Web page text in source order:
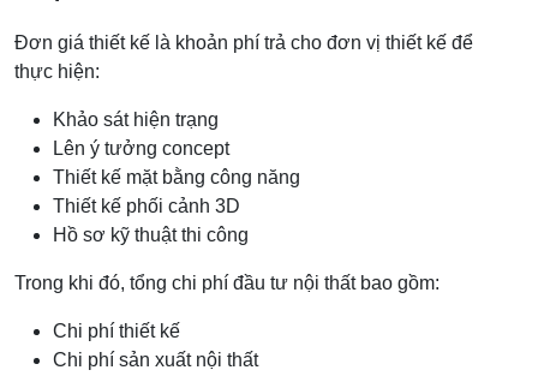
Đơn giá thiết kế là khoản phí trả cho đơn vị thiết kế để
thực hiện:
Khảo sát hiện trạng
Lên ý tưởng concept
Thiết kế mặt bằng công năng
Thiết kế phối cảnh 3D
Hồ sơ kỹ thuật thi công
Trong khi đó, tổng chi phí đầu tư nội thất bao gồm:
Chi phí thiết kế
Chi phí sản xuất nội thất